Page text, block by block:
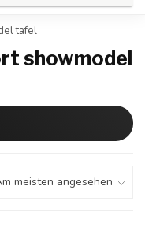
tafel
showmodel